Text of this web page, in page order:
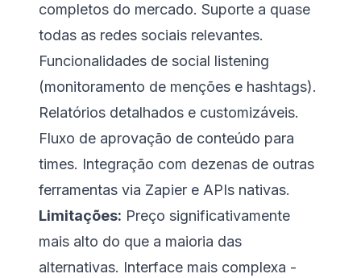
completos do mercado. Suporte a quase
todas as redes sociais relevantes.
Funcionalidades de social listening
(monitoramento de menções e hashtags).
Relatórios detalhados e customizáveis.
Fluxo de aprovação de conteúdo para
times. Integração com dezenas de outras
ferramentas via Zapier e APIs nativas.
Limitações: Preço significativamente
mais alto do que a maioria das
alternativas. Interface mais complexa -